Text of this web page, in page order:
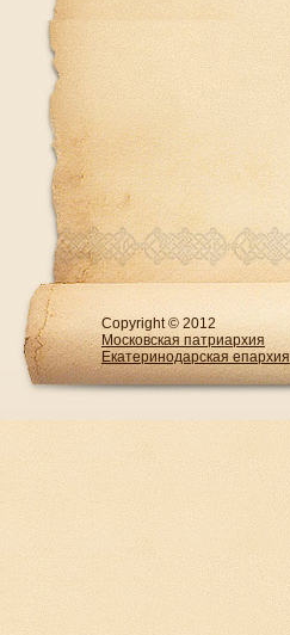
Copyright © 2012
Московская патриархия
Екатеринодарская епархия